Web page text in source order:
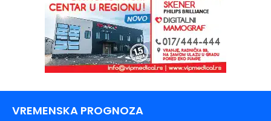
VREMENSKA PROGNOZA